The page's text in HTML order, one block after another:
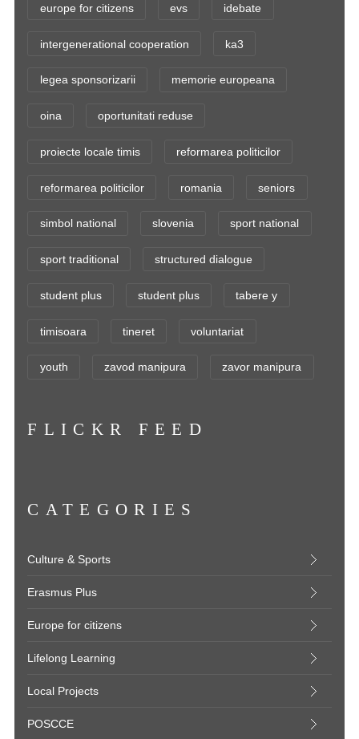
europe for citizens evs idebate
intergenerational cooperation ka3
legea sponsorizarii memorie europeana
oina oportunitati reduse
proiecte locale timis reformarea politicilor
reformarea politicilor romania seniors
simbol national slovenia sport national
sport traditional structured dialogue
student plus student plus tabere y
timisoara tineret voluntariat
youth zavod manipura zavor manipura
FLICKR FEED
CATEGORIES
Culture & Sports
Erasmus Plus
Europe for citizens
Lifelong Learning
Local Projects
POSCCE